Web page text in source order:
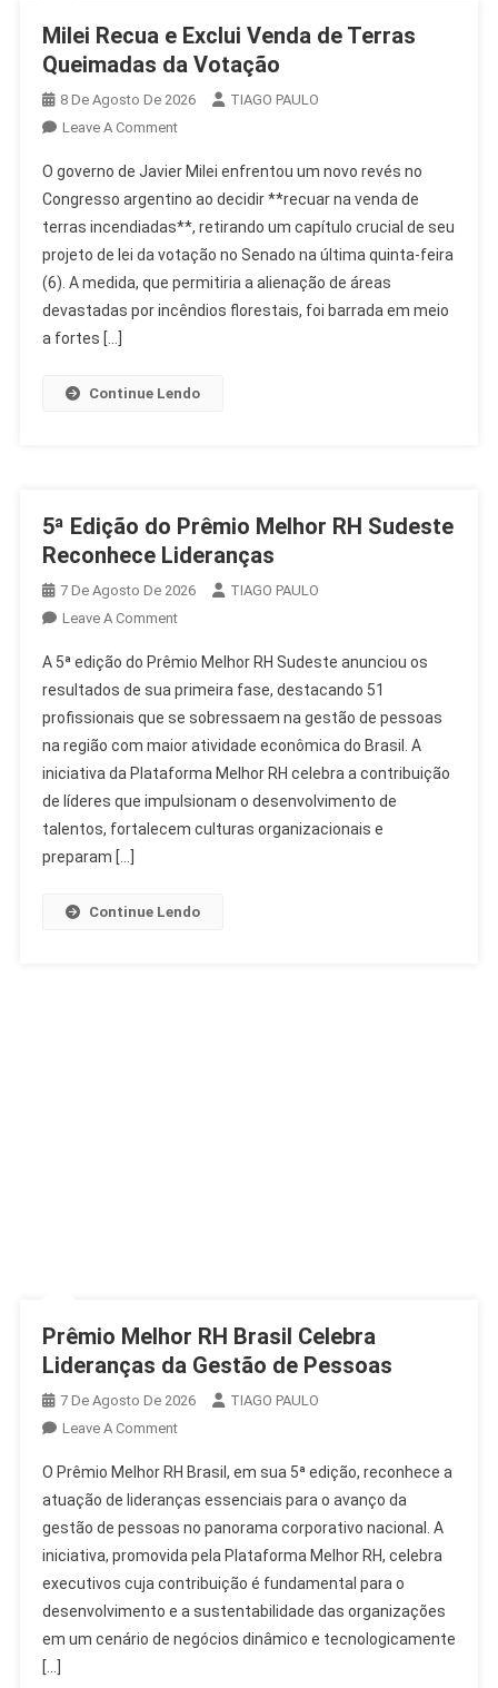
Milei Recua e Exclui Venda de Terras
Queimadas da Votação
8 De Agosto De 2026
TIAGO PAULO
Leave A CommentOn
Recua
E
Exclui
Venda
De
Terras
O governo de Javier Milei enfrentou um novo revés no
Congresso argentino ao decidir **recuar na venda de
terras incendiadas**, retirando um capítulo crucial de seu
projeto de lei da votação no Senado na última quinta-feira
(6). A medida, que permitiria a alienação de áreas
devastadas por incêndios florestais, foi barrada em meio
a fortes […]
Continue Lendo
5ª Edição do Prêmio Melhor RH Sudeste
Reconhece Lideranças
7 De Agosto De 2026
TIAGO PAULO
Leave A CommentOn
Edição
Do
Prêmio
Melhor
RH
Sudeste
Reconhece
A 5ª edição do Prêmio Melhor RH Sudeste anunciou os
resultados de sua primeira fase, destacando 51
profissionais que se sobressaem na gestão de pessoas
na região com maior atividade econômica do Brasil. A
iniciativa da Plataforma Melhor RH celebra a contribuição
de líderes que impulsionam o desenvolvimento de
talentos, fortalecem culturas organizacionais e
preparam […]
Continue Lendo
Prêmio Melhor RH Brasil Celebra
Lideranças da Gestão de Pessoas
7 De Agosto De 2026
TIAGO PAULO
Leave A CommentOn
Melhor
RH
Brasil
Celebra
Lideranças
Da
Gestão
O Prêmio Melhor RH Brasil, em sua 5ª edição, reconhece a
atuação de lideranças essenciais para o avanço da
gestão de pessoas no panorama corporativo nacional. A
iniciativa, promovida pela Plataforma Melhor RH, celebra
executivos cuja contribuição é fundamental para o
desenvolvimento e a sustentabilidade das organizações
em um cenário de negócios dinâmico e tecnologicamente
[…]